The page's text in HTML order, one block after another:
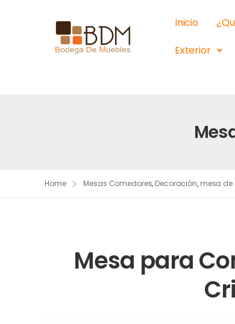
Inicio
Exterior
Home Mesas Comedores, Decoración, mesa de
Mesa para